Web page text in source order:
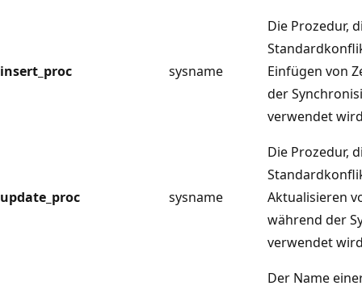
insert_proc sysname
Die Prozedur,
Einfügen von
der
verwendet
update_proc sysname
Die Prozedur,
Aktualisieren
während der
verwendet
Der Name